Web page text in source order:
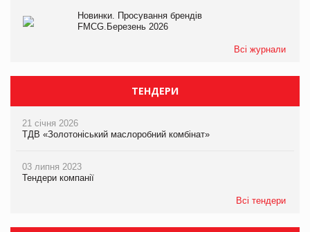
Новинки. Просування брендів
FMCG.Березень 2026
Всі журнали
ТЕНДЕРИ
21 січня 2026
ТДВ «Золотоніський маслоробний комбінат»
03 липня 2023
Тендери компанії
Всі тендери